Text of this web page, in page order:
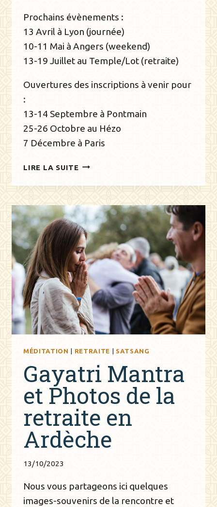
Prochains évènements :
13 Avril à Lyon (journée)
10-11 Mai à Angers (weekend)
13-19 Juillet au Temple/Lot (retraite)
Ouvertures des inscriptions à venir pour
:
13-14 Septembre à Pontmain
25-26 Octobre au Hézo
7 Décembre à Paris
LIRE LA SUITE RETOUR
IMAGE
MONTPELLIER
MÉDITATION RETRAITE SATSANG
Gayatri Mantra
et Photos de la
retraite en
Ardèche
13/10/2023
Nous vous partageons ici quelques
images-souvenirs de la rencontre et